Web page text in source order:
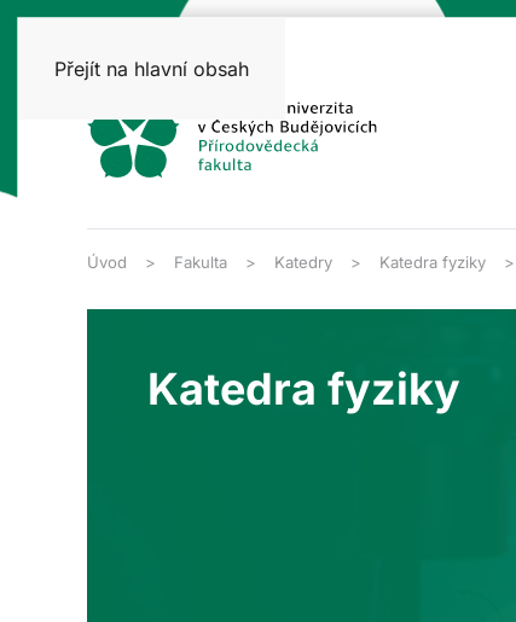
Přejít na hlavní obsah
Úvod Fakulta Katedry Katedra fyziky
Katedra fyziky